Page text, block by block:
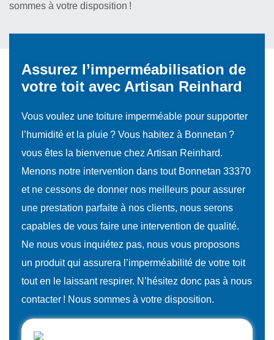
sommes à votre disposition !
Assurez l’imperméabilisation de
votre toit avec Artisan Reinhard
Vous voulez une toiture imperméable pour supporter
l’humidité et la pluie ? Vous habitez à Bonnetan ?
vous êtes la bienvenue chez Artisan Reinhard.
Menons notre intervention dans tout Bonnetan 33370
et ne cessons de donner nos meilleurs pour assurer
une prestation parfaite à nos clients, nous serons
capables de vous faire une intervention de qualité.
Ne nous vous inquiétez pas, nous vous proposons
un produit qui assurera l’imperméabilité de votre toit
tout en le laissant respirer. N’hésitez donc pas à nous
contacter ! Nous sommes à votre disposition.